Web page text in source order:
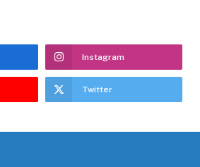
Instagram
Twitter